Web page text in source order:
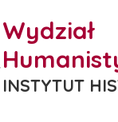
Wydział
INSTYTUT